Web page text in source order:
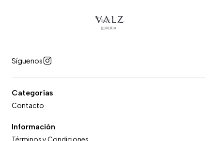
Síguenos
Categorías
Contacto
Información
Términos y Condiciones